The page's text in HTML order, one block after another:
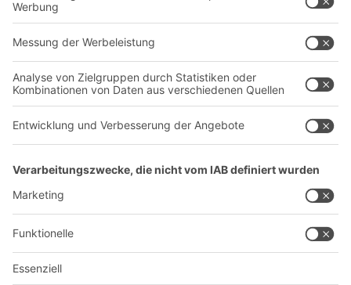
Über uns
Produktionsstandorte
Karriere
BIT O
YOUR LIFE.
+49 (6753) 122-922